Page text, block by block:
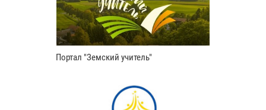
Портал "Земский учитель"